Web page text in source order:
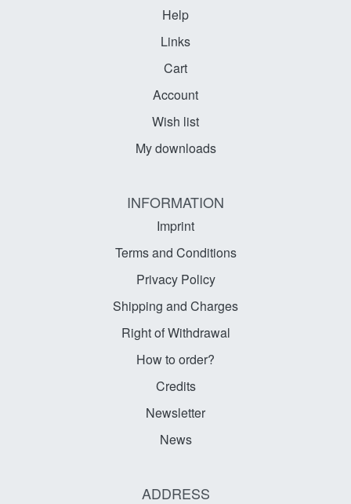
Help
Links
Cart
Account
Wish list
My downloads
INFORMATION
Imprint
Terms and Conditions
Privacy Policy
Shipping and Charges
Right of Withdrawal
How to order?
Credits
Newsletter
News
ADDRESS